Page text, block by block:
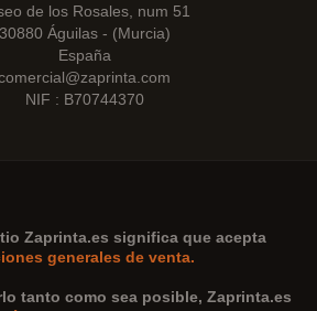
de los Rosales, num 51
30880 Águilas - (Murcia)
España
NIF : B70744370
Zaprinta.es significa que acepta
generales de venta.
tanto como sea posible, Zaprinta.es